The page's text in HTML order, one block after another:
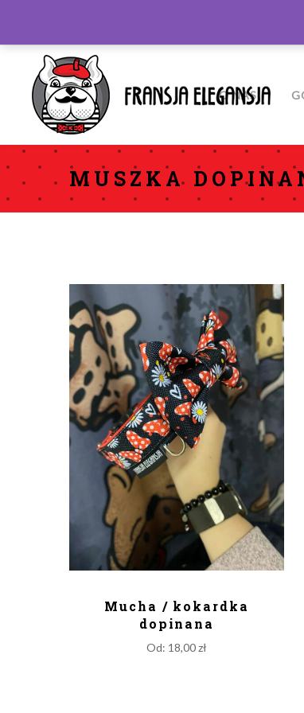
O NAS
MUSZKA
Mucha / kokardka
dopinana
Od: 18,00zł